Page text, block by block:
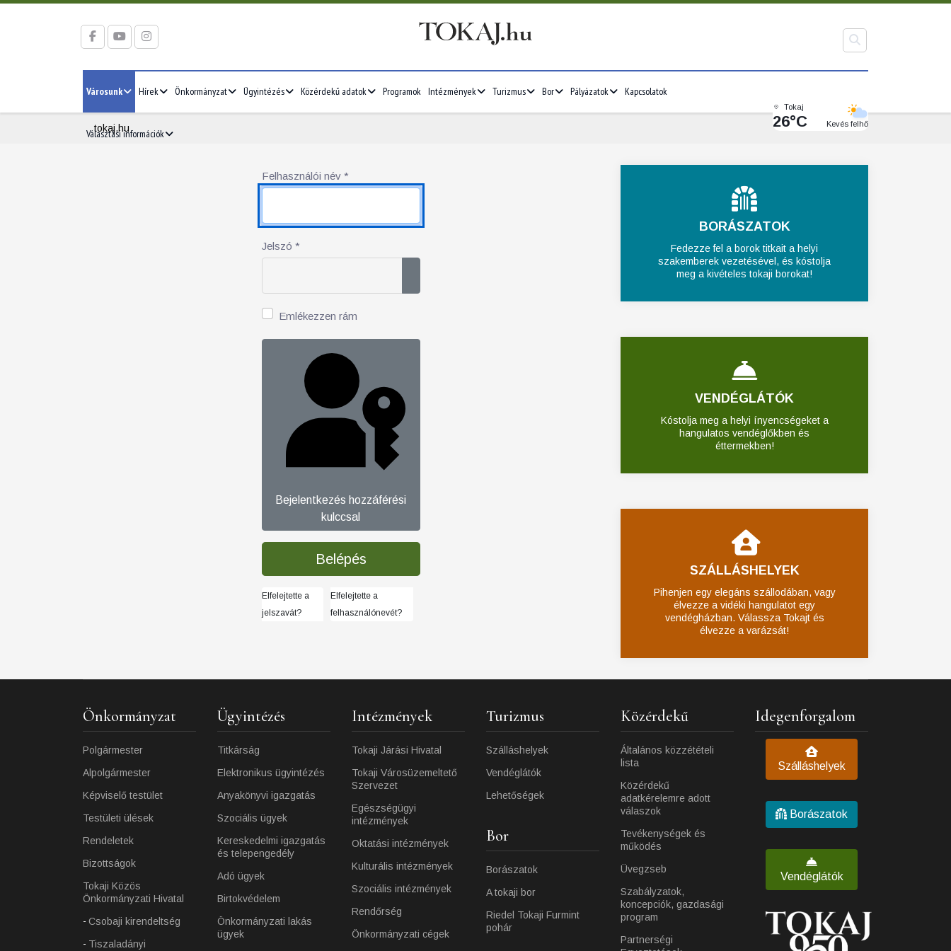
Városunk Hírek Önkormányzat Ügyintézés Közérdekű adatok Programok Intézmények Turizmus Bor Pályázatok Kapcsolatok
Választási információk
Tokaj
26°C Kevés felhő
tokaj.hu
Felhasználói név *
Jelszó *
Emlékezzen rám
Bejelentkezés hozzáférési
kulccsal
Belépés
Elfelejtette a
jelszavát?
Elfelejtette a
felhasználónevét?
BORÁSZATOK
Fedezze fel a borok titkait a helyi
szakemberek vezetésével, és kóstolja
meg a kivételes tokaji borokat!
VENDÉGLÁTÓK
Kóstolja meg a helyi ínyencségeket a
hangulatos vendéglőkben és
éttermekben!
SZÁLLÁSHELYEK
Pihenjen egy elegáns szállodában, vagy
élvezze a vidéki hangulatot egy
vendégházban. Válassza Tokajt és
élvezze a varázsát!
Önkormányzat
Polgármester
Alpolgármester
Képviselő testület
Testületi ülések
Rendeletek
Bizottságok
Tokaji Közös
Önkormányzati Hivatal
Csobaji kirendeltség
Tiszaladányi
Ügyintézés
Titkárság
Elektronikus ügyintézés
Anyakönyvi igazgatás
Szociális ügyek
Kereskedelmi igazgatás
és telepengedély
Adó ügyek
Birtokvédelem
Önkormányzati lakás
ügyek
Intézmények
Tokaji Járási Hivatal
Tokaji Városüzemeltető
Szervezet
Egészségügyi
intézmények
Oktatási intézmények
Kulturális intézmények
Szociális intézmények
Rendőrség
Önkormányzati cégek
Turizmus
Szálláshelyek
Vendéglátók
Lehetőségek
Bor
Borászatok
A tokaji bor
Riedel Tokaji Furmint
pohár
Közérdekű
Általános közzétételi
lista
Közérdekű
adatkérelemre adott
válaszok
Tevékenységek és
működés
Üvegzseb
Szabályzatok,
koncepciók, gazdasági
program
Partnerségi
Idegenforgalom
Szálláshelyek
Borászatok
Vendéglátók